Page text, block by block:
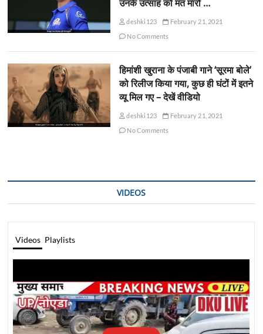
उनके उत्साह को मत मारो …
deshki123
February 21, 2021
No Comments
हिमांशी खुराना के पंजाबी गाने ‘सूरमा बोले’
को रिलीज किया गया, कुछ ही घंटों में इतने
व्यू मिल गए – देखें वीडियो
deshki123
February 21, 2021
No Comments
VIDEOS
Videos Playlists